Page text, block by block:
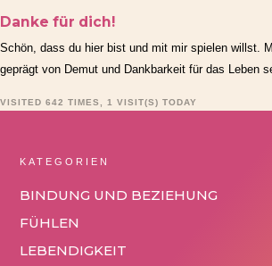
Danke für dich!
Schön, dass du hier bist und mit mir spielen willst.
geprägt von Demut und Dankbarkeit für das Leben
VISITED 642 TIMES, 1 VISIT(S) TODAY
KATEGORIEN
BINDUNG UND BEZIEHUNG
FÜHLEN
LEBENDIGKEIT